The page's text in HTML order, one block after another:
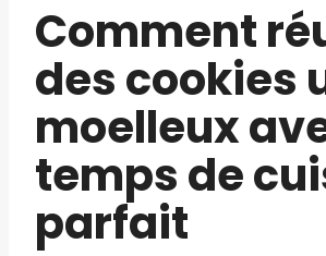
Comment
des cookies
moelleux
temps de
parfait